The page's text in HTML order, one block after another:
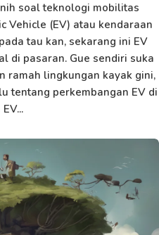
soal teknologi mobilitas
Vehicle (EV) atau kendaraan
tau kan, sekarang ini EV
di pasaran. Gue sendiri suka
ramah lingkungan kayak gini,
tentang perkembangan EV di